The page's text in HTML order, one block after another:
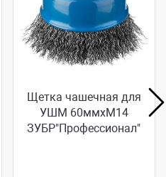
Щетка чашечная для
УШМ 60ммхМ14
ЗУБР"Профессионал"